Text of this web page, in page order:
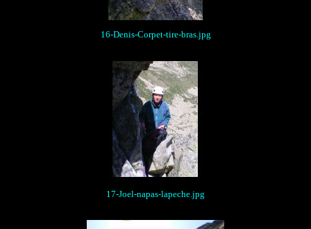
16-Denis-Corpet-tire-bras.jpg
17-Joel-napas-lapeche.jpg